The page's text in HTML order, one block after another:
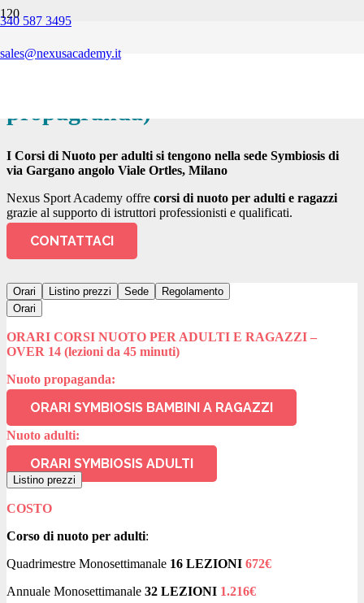
340 587 3495
sales@nexusacademy.it
Nexus Sport Academy – Corsi di
propagranda)
I Corsi di Nuoto per adulti si tengono nella sede Symbiosis di
via Gargano angolo Viale Ortles, Milano
Nexus Sport Academy offre corsi di nuoto per adulti e ragazzi
grazie al supporto di istruttori professionisti e qualificati.
CONTATTACI
Orari Listino prezzi Sede
Regolamento
Orari
ORARI CORSI NUOTO PER ADULTI E RAGAZZI –
OVER 14 (lezioni da 45 minuti)
Nuoto propaganda:
ORARI SYMBIOSIS BAMBINI A RAGAZZI
Nuoto adulti:
ORARI SYMBIOSIS ADULTI
Listino prezzi
COSTO
Corso di nuoto per adulti:
Quadrimestre Monosettimanale 16 LEZIONI 672€
Annuale Monosettimanale 32 LEZIONI 1.216€